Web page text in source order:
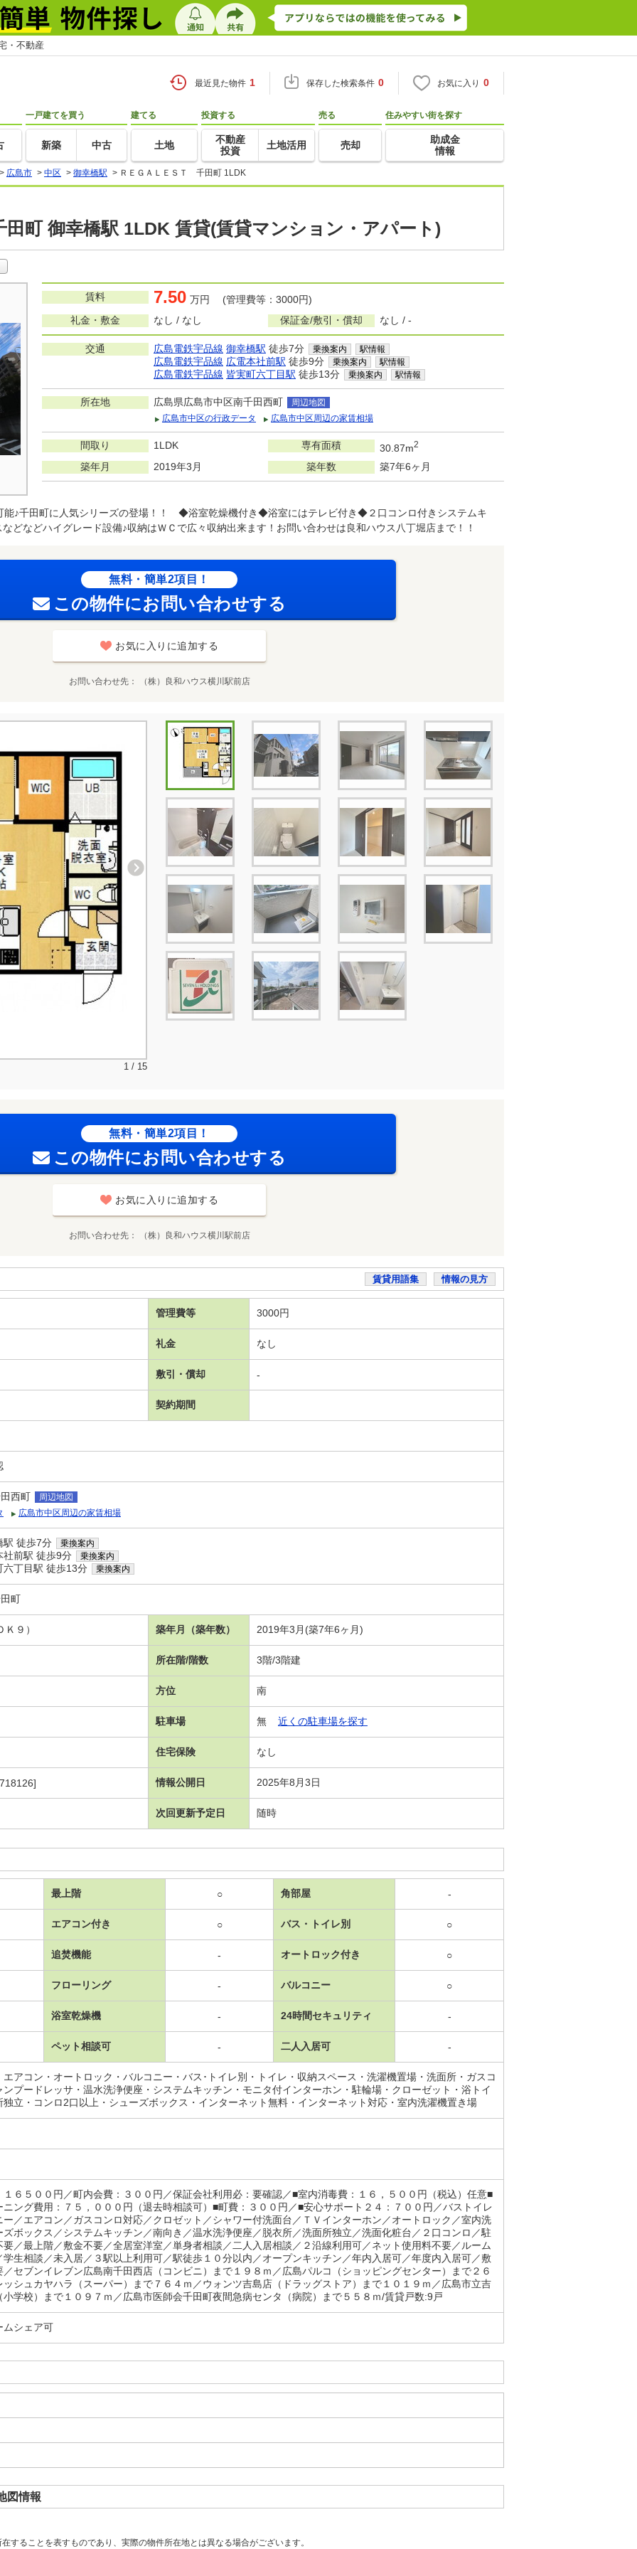
・不動産
最近見た物件 1 保存した検索条件 0 お気に入り 0
一戸建てを買う
新築 中古
建てる
土地
投資する
不動産
投資
土地活用
売る
売却
住みやすい街を探す
助成金
情報
> 広島市 > 中区 > 御幸橋駅 > ＲＥＧＡＬＥＳＴ 千田町 1LDK
町 御幸橋駅 1LDK 賃貸(賃貸マンション・アパート)
賃料 7.50 万円 (管理費等：3000円)
礼金・敷金
なし / なし 保証金/敷引・償却 なし / -
交通 広島電鉄宇品線 御幸橋駅 徒歩7分 乗換案内 駅情報
広島電鉄宇品線 広電本社前駅 徒歩9分 乗換案内 駅情報
広島電鉄宇品線 皆実町六丁目駅 徒歩13分 乗換案内 駅情報
所在地 広島県広島市中区南千田西町
周辺地図
広島市中区の行政データ
広島市中区周辺の家賃相場
間取り 1LDK 専有面積 30.87m2
築年月 2019年3月 築年数 築7年6ヶ月
能♪千田町に人気シリーズの登場！！ ◆浴室乾燥機付き◆浴室にはテレビ付き◆２口コンロ付きシステムキ
などハイグレード設備♪収納はＷＣで広々収納出来ます！お問い合わせは良和ハウス八丁堀店まで！！
無料・簡単2項目！
この物件にお問い合わせする
お気に入りに追加する
お問い合わせ先 （株）良和ハウス横川駅前店
1 / 15
無料・簡単2項目！
この物件にお問い合わせする
お気に入りに追加する
お問い合わせ先 （株）良和ハウス横川駅前店
賃貸用語集 情報の見方
管理費等 3000円
礼金 なし
敷引・償却 -
契約期間
西町
周辺地図
広島市中区周辺の家賃相場
駅 徒歩7分 乗換案内
社前駅 徒歩9分 乗換案内
六丁目駅 徒歩13分 乗換案内
町
９） 築年月（築年数） 2019年3月(築7年6ヶ月)
所在階/階数 3階/3階建
方位 南
駐車場 無 近くの駐車場を探す
住宅保険 なし
情報公開日 2025年8月3日
次回更新予定日 随時
最上階 ○ 角部屋 -
エアコン付き ○ バス・トイレ別 ○
追焚機能 - オートロック付き ○
フローリング - バルコニー ○
浴室乾燥機 - 24時間セキュリティ -
ペット相談可 - 二人入居可 -
エアコン・オートロック・バルコニー・バス･トイレ別・トイレ・収納スペース・洗濯機置場・洗面所・ガスコ
ンプードレッサ・温水洗浄便座・システムキッチン・モニタ付インターホン・駐輪場・クローゼット・浴トイ
独立・コンロ2口以上・シューズボックス・インターネット無料・インターネット対応・室内洗濯機置き場
１６５００円／町内会費：３００円／保証会社利用必：要確認／■室内消毒費：１６，５００円（税込）任意■
ニング費用：７５，０００円（退去時相談可）■町費：３００円／■安心サポート２４：７００円／バストイレ
ー／エアコン／ガスコンロ対応／クロゼット／シャワー付洗面台／ＴＶインターホン／オートロック／室内洗
ズボックス／システムキッチン／南向き／温水洗浄便座／脱衣所／洗面所独立／洗面化粧台／２口コンロ／駐
要／最上階／敷金不要／全居室洋室／単身者相談／二人入居相談／２沿線利用可／ネット使用料不要／ルーム
学生相談／未入居／３駅以上利用可／駅徒歩１０分以内／オープンキッチン／年内入居可／年度内入居可／敷
／セブンイレブン広島南千田西店（コンビニ）まで１９８ｍ／広島パルコ（ショッピングセンター）まで２６
ッシュカヤハラ（スーパー）まで７６４ｍ／ウォンツ吉島店（ドラッグストア）まで１０１９ｍ／広島市立吉
小学校）まで１０９７ｍ／広島市医師会千田町夜間急病センタ（病院）まで５５８ｍ/賃貸戸数:9戸
ムシェア可
図情報
することを表すものであり、実際の物件所在地とは異なる場合がございます。